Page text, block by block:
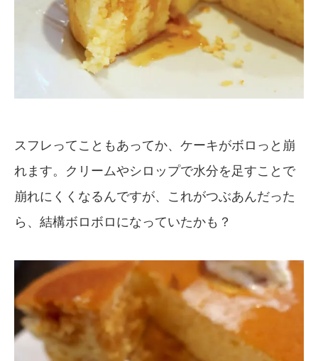
スフレってこともあってか、ケーキがボロっと崩
れます。クリームやシロップで水分を足すことで
崩れにくくなるんですが、これがつぶあんだった
ら、結構ボロボロになっていたかも？